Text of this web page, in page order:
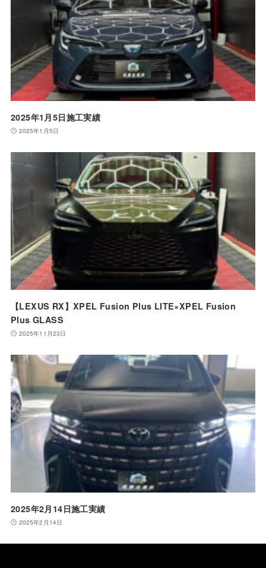
2025年1月5日施工実績
2025年1月5日
【LEXUS RX】XPEL Fusion Plus LITE×XPEL Fusion
Plus GLASS
2025年11月23日
2025年2月14日施工実績
2025年2月14日